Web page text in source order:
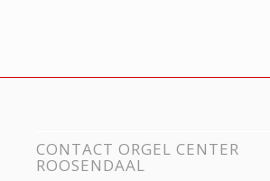
CONTACT ORGEL CENTER
ROOSENDAAL